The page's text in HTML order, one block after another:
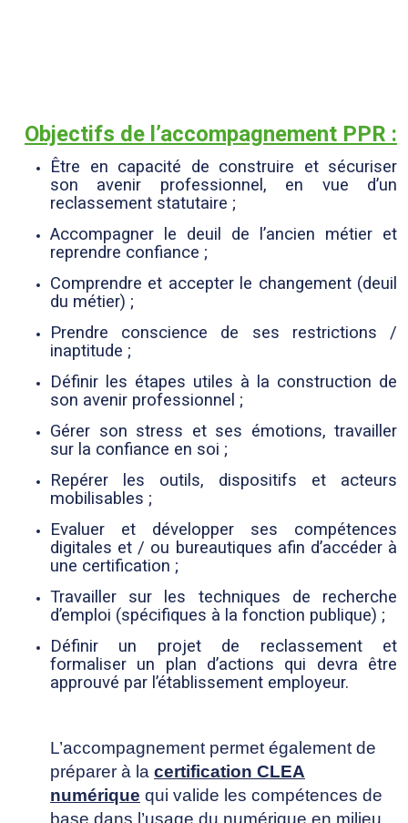
Objectifs de l’accompagnement PPR :
Être en capacité de construire et sécuriser
son avenir professionnel, en vue d’un
reclassement statutaire ;
Accompagner le deuil de l’ancien métier et
reprendre confiance ;
Comprendre et accepter le changement (deuil
du métier) ;
Prendre conscience de ses restrictions /
inaptitude ;
Définir les étapes utiles à la construction de
son avenir professionnel ;
Gérer son stress et ses émotions, travailler
sur la confiance en soi ;
Repérer les outils, dispositifs et acteurs
mobilisables ;
Evaluer et développer ses compétences
digitales et / ou bureautiques afin d’accéder à
une certification ;
Travailler sur les techniques de recherche
d’emploi (spécifiques à la fonction publique) ;
Définir un projet de reclassement et
formaliser un plan d’actions qui devra être
approuvé par l’établissement employeur.
L’accompagnement permet également de
préparer à la certification CLEA
numérique qui valide les compétences de
base dans l’usage du numérique en milieu